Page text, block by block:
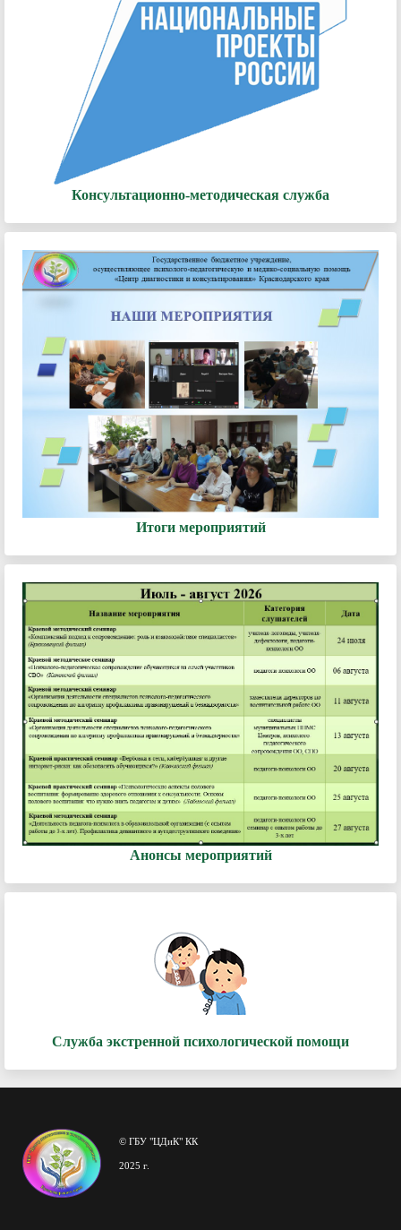
Консультационно-методическая служба
Итоги мероприятий
Анонсы мероприятий
Служба экстренной психологической помощи
© ГБУ "ЦДиК" КК
2025 г.